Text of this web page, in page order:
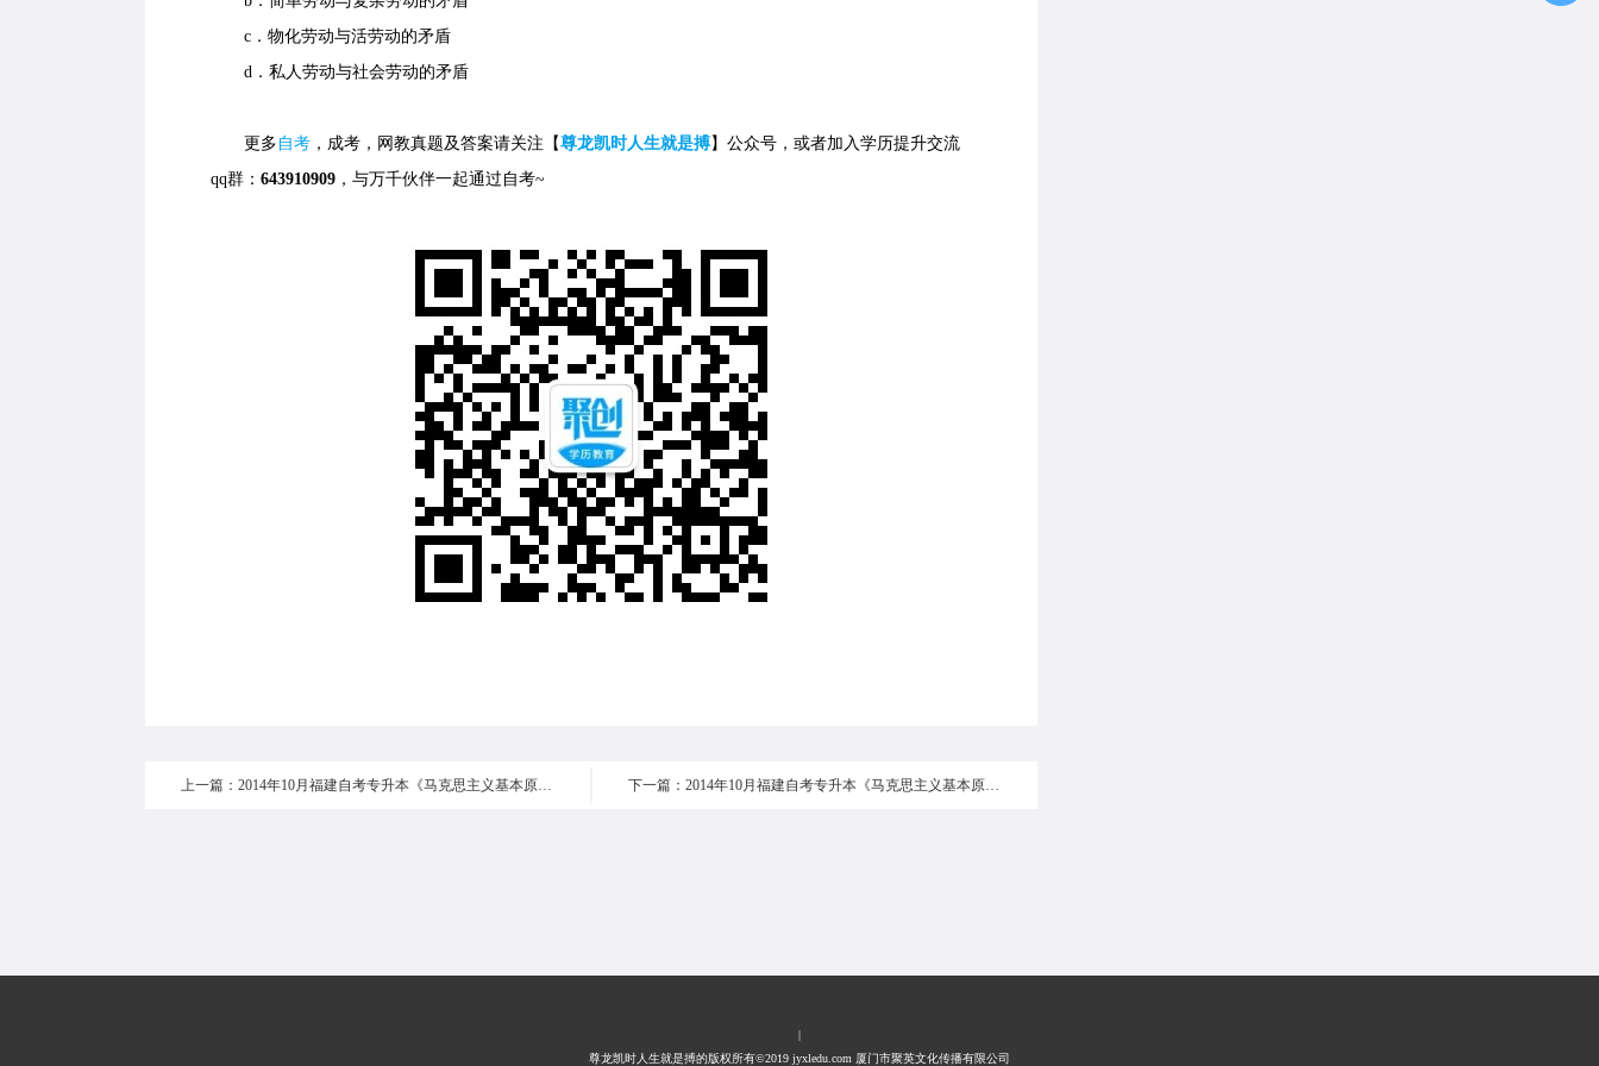
c．物化劳动与活劳动的矛盾
d．私人劳动与社会劳动的矛盾
更多 自考 ，成考，网教真题及答案请关注【尊龙凯时人生就是搏】公众号，或者加入学历提升交流
qq群： 643910909 ，与万千伙伴一起通过自考~
上一篇：2014年10月福建自考专升本《马克思主义基本原理概论 》真题选择题6-10 下一篇：2014年10月福建自考专升本《马克思主义基本原理概论 》真题选择题16-20
|
尊龙凯时人生就是搏的版权所有©2019 jyxledu.com 厦门市聚英文化传播有限公司